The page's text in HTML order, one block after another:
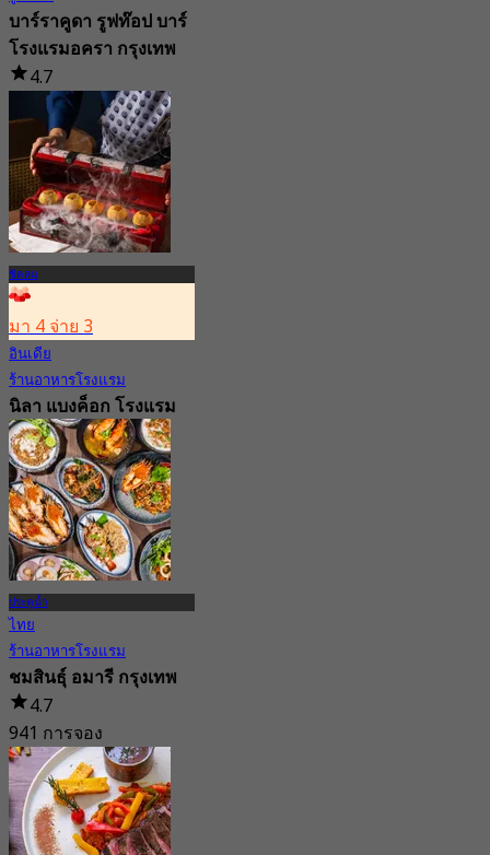
บาร์ราคูดา รูฟท๊อป บาร์
โรงแรมอครา กรุงเทพ
4.7
2.2K การจอง
จาก฿ 649.5
ชิดลม
มา 4 จ่าย 3
อินเดีย
ร้านอาหารโรงแรม
นิลา แบงค็อก โรงแรม
อมารี กรุงเทพ
5.0
194 การจอง
จาก฿ 899.25
ประตูน้ำ
ไทย
ร้านอาหารโรงแรม
ชมสินธุ์ อมารี กรุงเทพ
4.7
941 การจอง
จาก฿ 424.75